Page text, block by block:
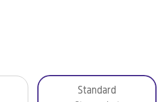
Standard